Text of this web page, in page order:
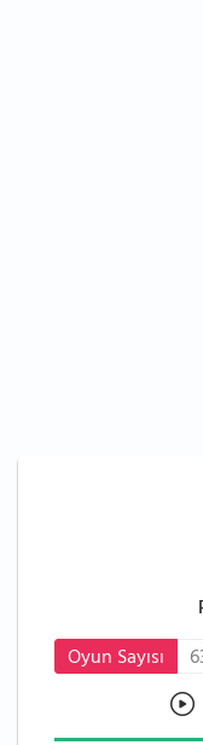
Oyun Sayısı